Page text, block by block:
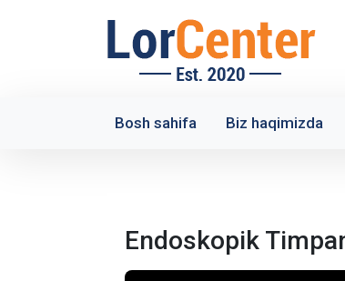
Bosh sahifa Biz haqimizda
Endoskopik